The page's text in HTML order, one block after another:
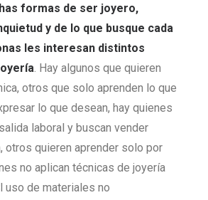
formas de ser joyero,
y de lo que busque cada
les interesan distintos
. Hay algunos que quieren
otros que solo aprenden lo que
lo que desean, hay quienes
laboral y buscan vender
otros quieren aprender solo por
no aplican técnicas de joyería
uso de materiales no